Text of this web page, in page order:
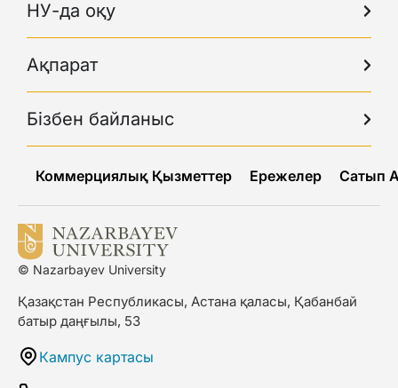
НУ-да оқу
Ақпарат
Бізбен байланыс
Коммерциялық Қызметтер Ережелер Сатып
© Nazarbayev University
Қазақстан Республикасы, Астана қаласы, Қабанбай
батыр даңғылы, 53
Кампус картасы